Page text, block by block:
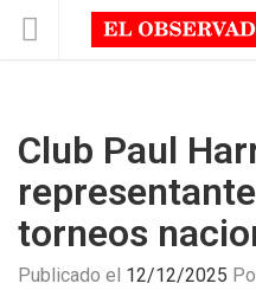
Club Paul
torneos
Publicado el 12/12/2025